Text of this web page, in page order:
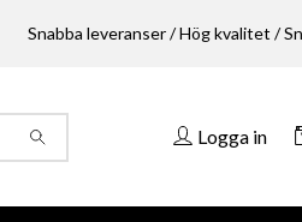
Snabba leveranser / Hög kvalitet /
Logga in